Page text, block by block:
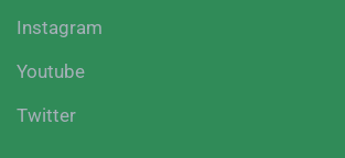
Instagram
Youtube
Twitter